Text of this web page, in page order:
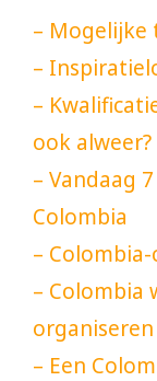
– Mogelijke
–
–
ook alweer?
– Vandaag
Colombia
–
– Colombia
organiseren
– Een